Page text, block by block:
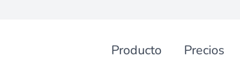
Producto Precios